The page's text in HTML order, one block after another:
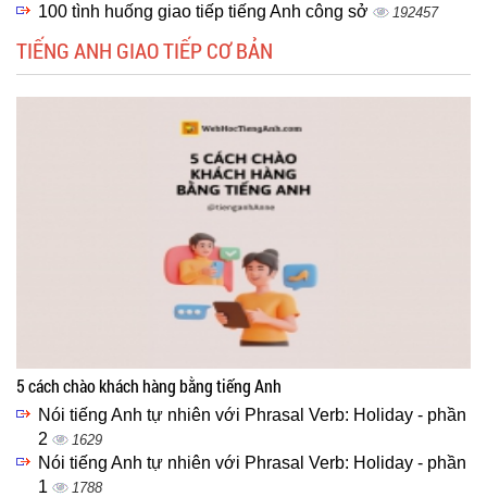
100 tình huống giao tiếp tiếng Anh công sở 192457
TIẾNG ANH GIAO TIẾP CƠ BẢN
5 cách chào khách hàng bằng tiếng Anh
Nói tiếng Anh tự nhiên với Phrasal Verb: Holiday - phần
2
1629
Nói tiếng Anh tự nhiên với Phrasal Verb: Holiday - phần
1
1788